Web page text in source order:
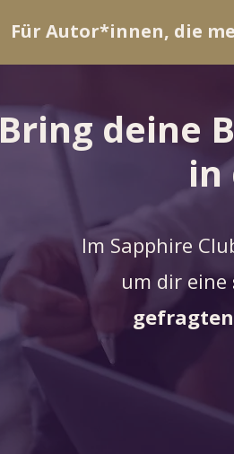
Für Autor*innen, die
Bring deine
in
Im Sapphire
um dir eine